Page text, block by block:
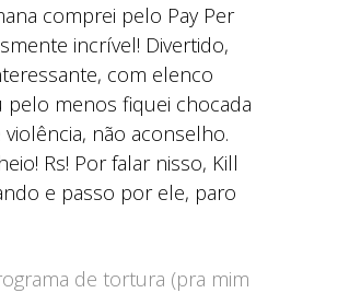
comprei pelo Pay Per
incrível! Divertido,
com elenco
menos fiquei chocada
não aconselho.
Rs! Por falar nisso, Kill
e passo por ele, paro
de tortura (pra mim